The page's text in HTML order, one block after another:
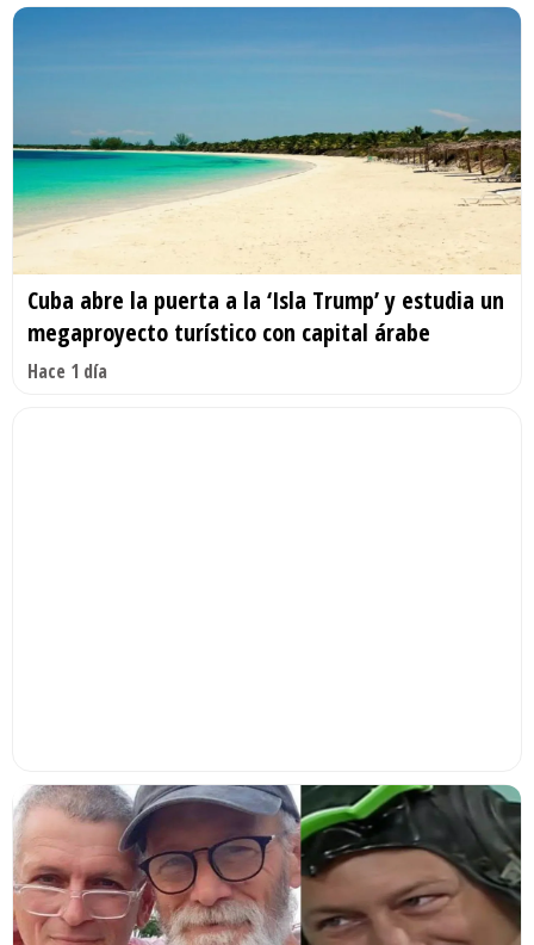
Cuba abre la puerta a la ‘Isla Trump’ y estudia un
megaproyecto turístico con capital árabe
Hace 1 día